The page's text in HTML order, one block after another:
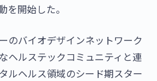
を開始した。
のバイオデザインネットワーク
ヘルステックコミュニティと連
ルヘルス領域のシード期スター